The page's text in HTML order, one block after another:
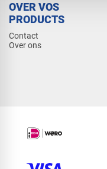
OVER VOS
PRODUCTS
Contact
Over ons